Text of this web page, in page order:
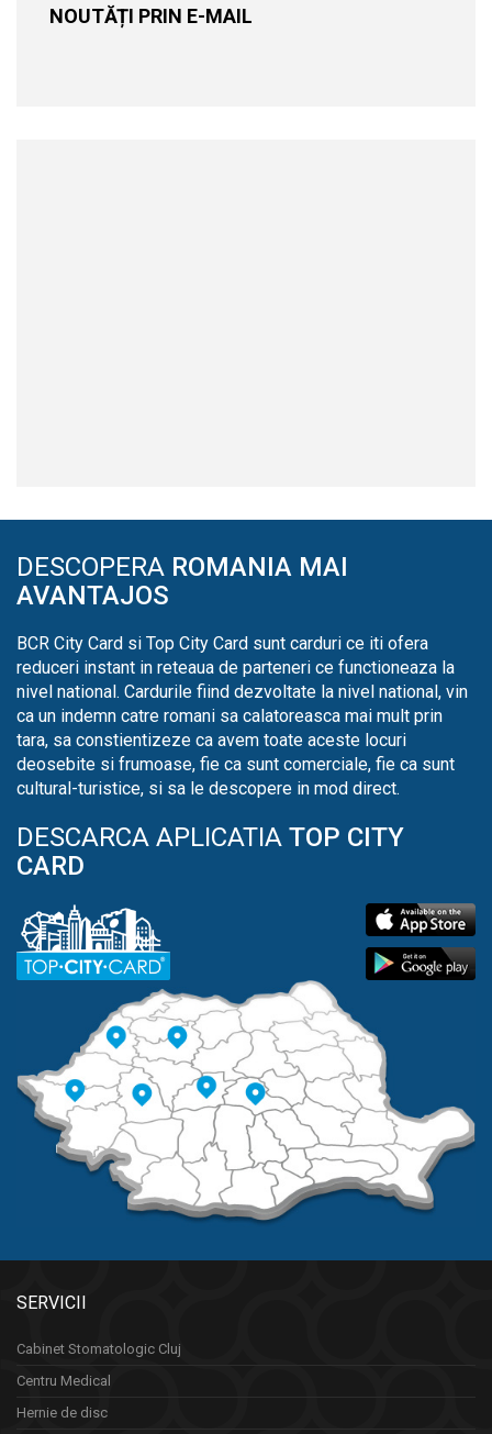
NOUTĂȚI PRIN E-MAIL
DESCOPERA ROMANIA MAI
AVANTAJOS
BCR City Card si Top City Card sunt carduri ce iti ofera
reduceri instant in reteaua de parteneri ce functioneaza la
nivel national. Cardurile fiind dezvoltate la nivel national, vin
ca un indemn catre romani sa calatoreasca mai mult prin
tara, sa constientizeze ca avem toate aceste locuri
deosebite si frumoase, fie ca sunt comerciale, fie ca sunt
cultural-turistice, si sa le descopere in mod direct.
DESCARCA APLICATIA TOP CITY
CARD
SERVICII
Cabinet Stomatologic Cluj
Centru Medical
Hernie de disc